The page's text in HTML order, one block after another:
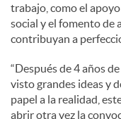
trabajo, como el
social y el fomento de
contribuyan a
“Después de 4 años
visto grandes ideas y
papel a la realidad,
abrir otra vez la